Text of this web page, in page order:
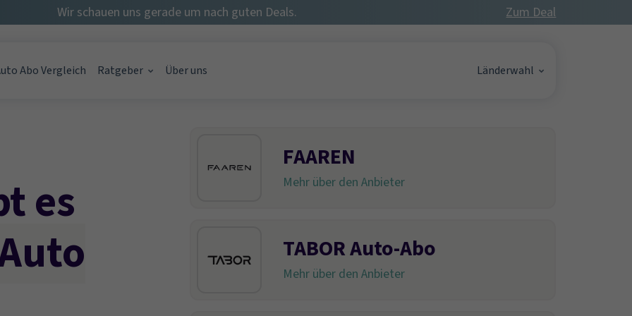
Wir schauen uns gerade um nach guten Deals. Zum Deal
Abo Vergleich Ratgeber Über uns Länderwahl
möglich?
– gibt's das?
es
FAAREN
Mehr über den Anbieter
TABOR Auto-Abo
Mehr über den Anbieter